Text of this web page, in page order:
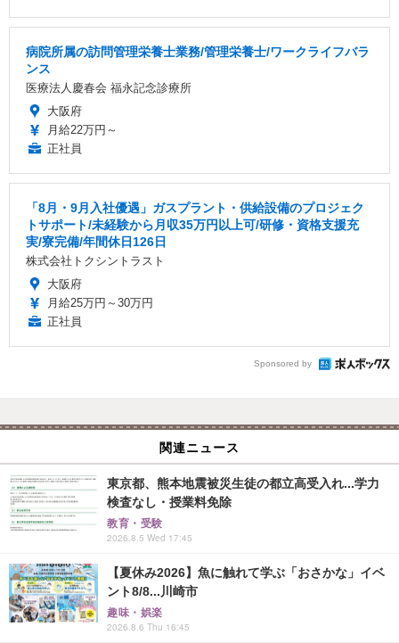
病院所属の訪問管理栄養士業務/管理栄養士/ワークライフバラ
ンス
医療法人慶春会 福永記念診療所
大阪府
月給22万円～
正社員
「8月・9月入社優遇」ガスプラント・供給設備のプロジェク
トサポート/未経験から月収35万円以上可/研修・資格支援充
実/寮完備/年間休日126日
株式会社トクシントラスト
大阪府
月給25万円～30万円
正社員
Sponsored by
関連ニュース
東京都、熊本地震被災生徒の都立高受入れ...学力
検査なし・授業料免除
教育・受験
2026.8.5 Wed 17:45
【夏休み2026】魚に触れて学ぶ「おさかな」イベ
ント8/8...川崎市
趣味・娯楽
2026.8.6 Thu 16:45